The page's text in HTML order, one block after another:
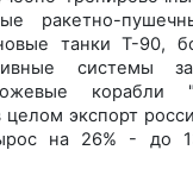
ракетно-
танки Т-90,
системы
корабли
целом экспорт
на 26% - до